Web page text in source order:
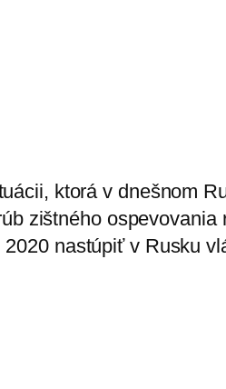
ktorá v dnešnom
zištného
nastúpiť v Rusku